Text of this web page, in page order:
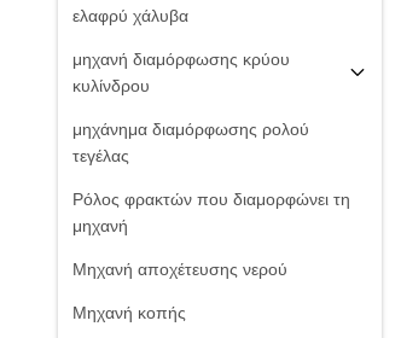
ελαφρύ χάλυβα
μηχανή διαμόρφωσης κρύου
κυλίνδρου
μηχάνημα διαμόρφωσης ρολού
τεγέλας
Ρόλος φρακτών που διαμορφώνει τη
μηχανή
Μηχανή αποχέτευσης νερού
Μηχανή κοπής